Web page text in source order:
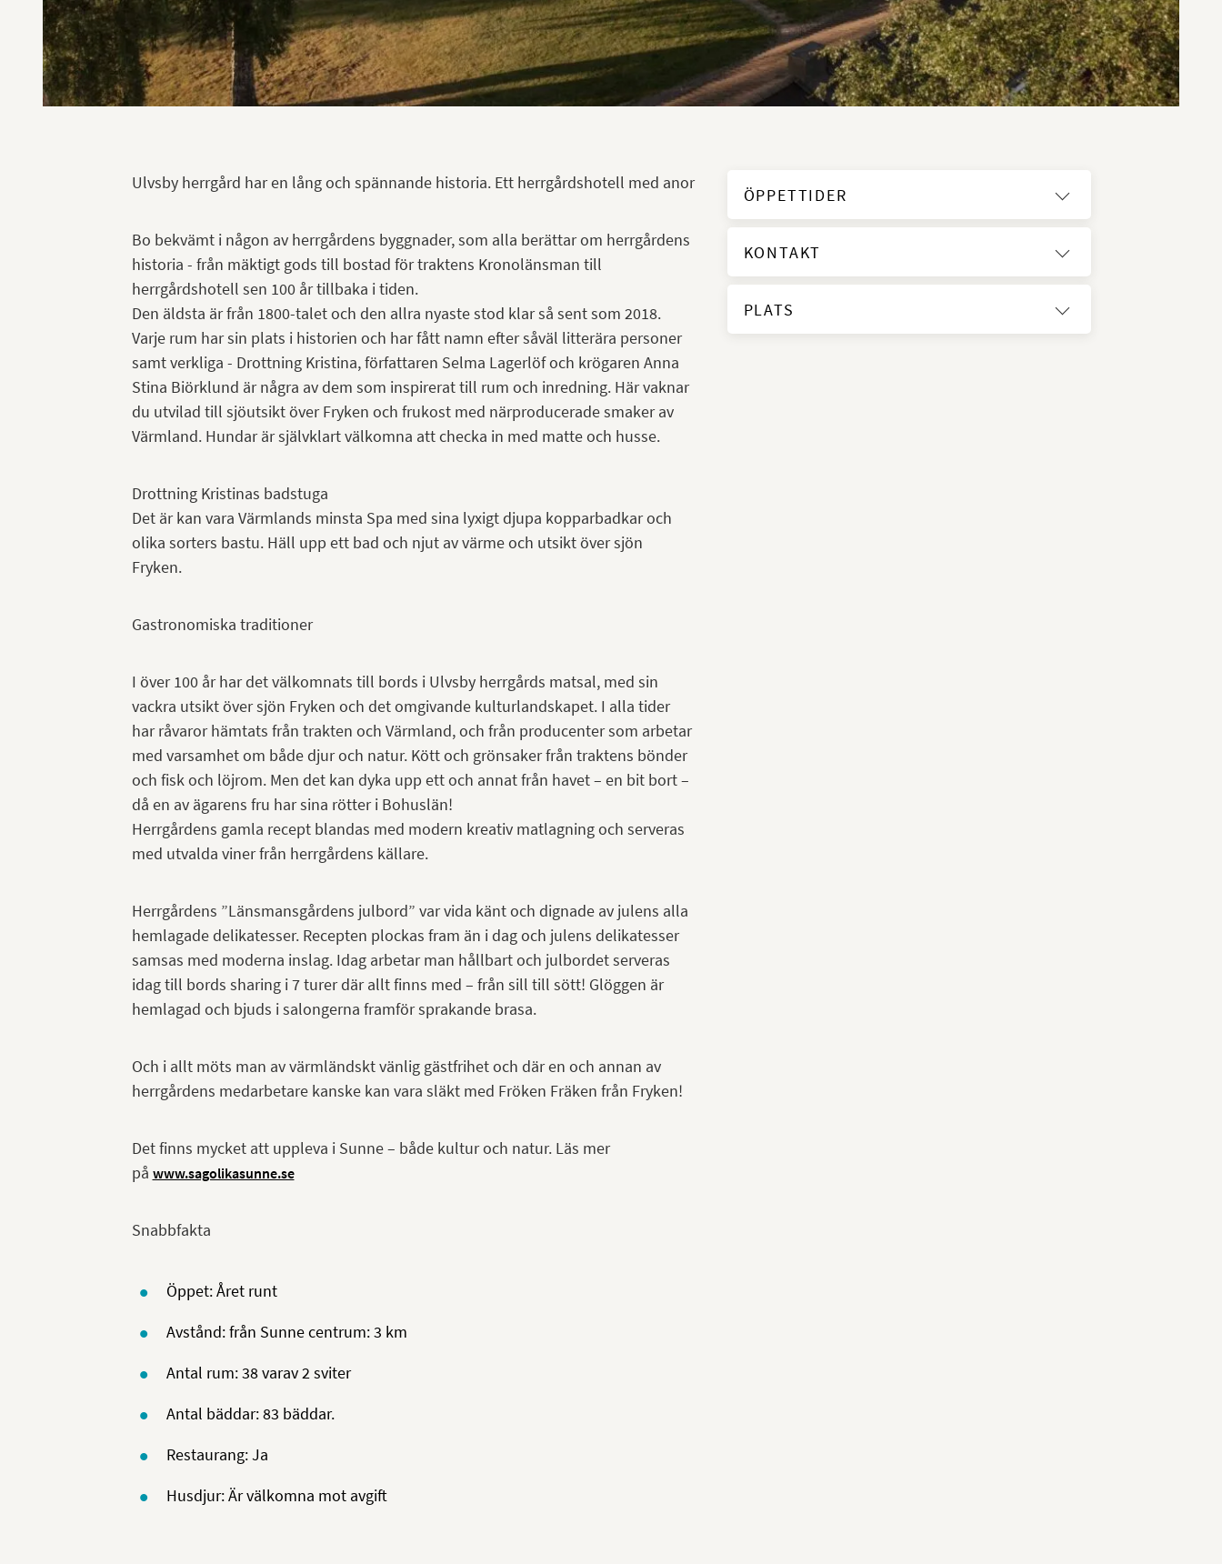
ÖPPETTIDER
KONTAKT
PLATS
Ulvsby herrgård har en lång och spännande historia. Ett herrgårdshotell med anor
Bo bekvämt i någon av herrgårdens byggnader, som alla berättar om herrgårdens
historia - från mäktigt gods till bostad för traktens Kronolänsman till
herrgårdshotell sen 100 år tillbaka i tiden.
Den äldsta är från 1800-talet och den allra nyaste stod klar så sent som 2018.
Varje rum har sin plats i historien och har fått namn efter såväl litterära personer
samt verkliga - Drottning Kristina, författaren Selma Lagerlöf och krögaren Anna
Stina Biörklund är några av dem som inspirerat till rum och inredning. Här vaknar
du utvilad till sjöutsikt över Fryken och frukost med närproducerade smaker av
Värmland. Hundar är självklart välkomna att checka in med matte och husse.
Drottning Kristinas badstuga
Det är kan vara Värmlands minsta Spa med sina lyxigt djupa kopparbadkar och
olika sorters bastu. Häll upp ett bad och njut av värme och utsikt över sjön
Fryken.
Gastronomiska traditioner
I över 100 år har det välkomnats till bords i Ulvsby herrgårds matsal, med sin
vackra utsikt över sjön Fryken och det omgivande kulturlandskapet. I alla tider
har råvaror hämtats från trakten och Värmland, och från producenter som arbetar
med varsamhet om både djur och natur. Kött och grönsaker från traktens bönder
och fisk och löjrom. Men det kan dyka upp ett och annat från havet – en bit bort –
då en av ägarens fru har sina rötter i Bohuslän!
Herrgårdens gamla recept blandas med modern kreativ matlagning och serveras
med utvalda viner från herrgårdens källare.
Herrgårdens ”Länsmansgårdens julbord” var vida känt och dignade av julens alla
hemlagade delikatesser. Recepten plockas fram än i dag och julens delikatesser
samsas med moderna inslag. Idag arbetar man hållbart och julbordet serveras
idag till bords sharing i 7 turer där allt finns med – från sill till sött! Glöggen är
hemlagad och bjuds i salongerna framför sprakande brasa.
Och i allt möts man av värmländskt vänlig gästfrihet och där en och annan av
herrgårdens medarbetare kanske kan vara släkt med Fröken Fräken från Fryken!
Det finns mycket att uppleva i Sunne – både kultur och natur. Läs mer
på www.sagolikasunne.se
Snabbfakta
Öppet: Året runt
Avstånd: från Sunne centrum: 3 km
Antal rum: 38 varav 2 sviter
Antal bäddar: 83 bäddar.
Restaurang: Ja
Husdjur: Är välkomna mot avgift